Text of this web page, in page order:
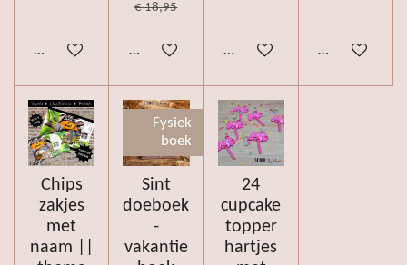
Bekijk details
€ 18,95
Houd mij op de hoogte
Bekijk details Bekijk details
Chips
zakjes
met
naam ||
Fysiek
boek
Sint
doeboek
-
vakantie
24
cupcake
topper
hartjes